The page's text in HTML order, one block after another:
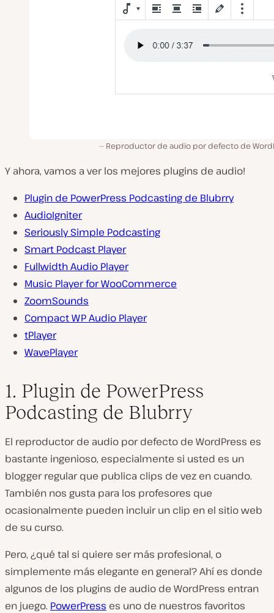
Reproductor de audio por defecto de
Y ahora, vamos a ver los mejores plugins de audio!
Plugin de PowerPress Podcasting de Blubrry
AudioIgniter
Seriously Simple Podcasting
Smart Podcast Player
Fullwidth Audio Player
Music Player for WooCommerce
ZoomSounds
Compact WP Audio Player
tPlayer
WavePlayer
1. Plugin de PowerPress
Podcasting de Blubrry
El reproductor de audio por defecto de WordPress es
bastante ingenioso, especialmente si usted es un
blogger regular que publica clips de vez en cuando.
También nos gusta para los profesores que
ocasionalmente pueden incluir un clip en el sitio web
de su curso.
Pero, ¿qué tal si quiere ser más profesional, o
simplemente más elegante en general? Ahí es donde
algunos de los plugins de audio de WordPress entran
en juego. PowerPress es uno de nuestros favoritos